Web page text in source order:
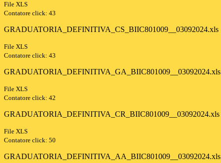
File XLS
Contatore click: 43
GRADUATORIA_DEFINITIVA_CS_BIIC801009__03092024.xls
File XLS
Contatore click: 43
GRADUATORIA_DEFINITIVA_GA_BIIC801009__03092024.xls
File XLS
Contatore click: 42
GRADUATORIA_DEFINITIVA_CR_BIIC801009__03092024.xls
File XLS
Contatore click: 50
GRADUATORIA_DEFINITIVA_AA_BIIC801009__03092024.xls